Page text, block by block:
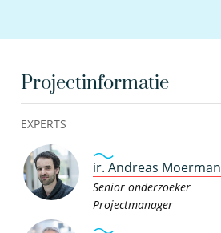
Projectinformatie
EXPERTS
ir. Andreas Moerman
Senior onderzoeker
Projectmanager